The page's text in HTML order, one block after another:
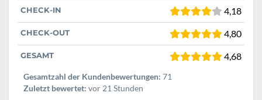
CHECK-IN 4,18
CHECK-OUT 4,80
GESAMT 4,68
Gesamtzahl der Kundenbewertungen: 71
Zuletzt bewertet: vor 21 Stunden